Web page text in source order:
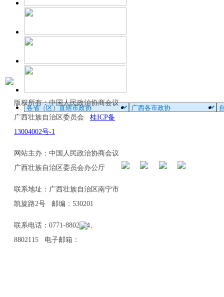
版权所有：中国人民政治协商会议
广西壮族自治区委员会 桂ICP备
13004002号-1
网站主办：中国人民政治协商会议
广西壮族自治区委员会办公厅
联系地址：广西壮族自治区南宁市
凯旋路2号 邮编：530201
联系电话：0771-8802114、
8802115 电子邮箱：